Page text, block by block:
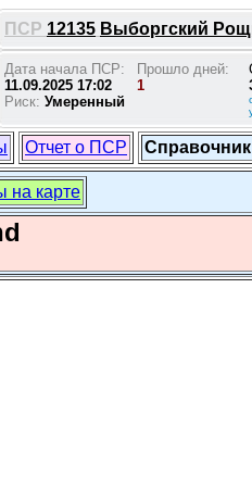
ПСР 12135 Выборгский
Дата начала ПСР:
11.09.2025 17:02
Риск: Умеренный
Прошло дней:
1
Отчет о ПСР Справочник
на карте